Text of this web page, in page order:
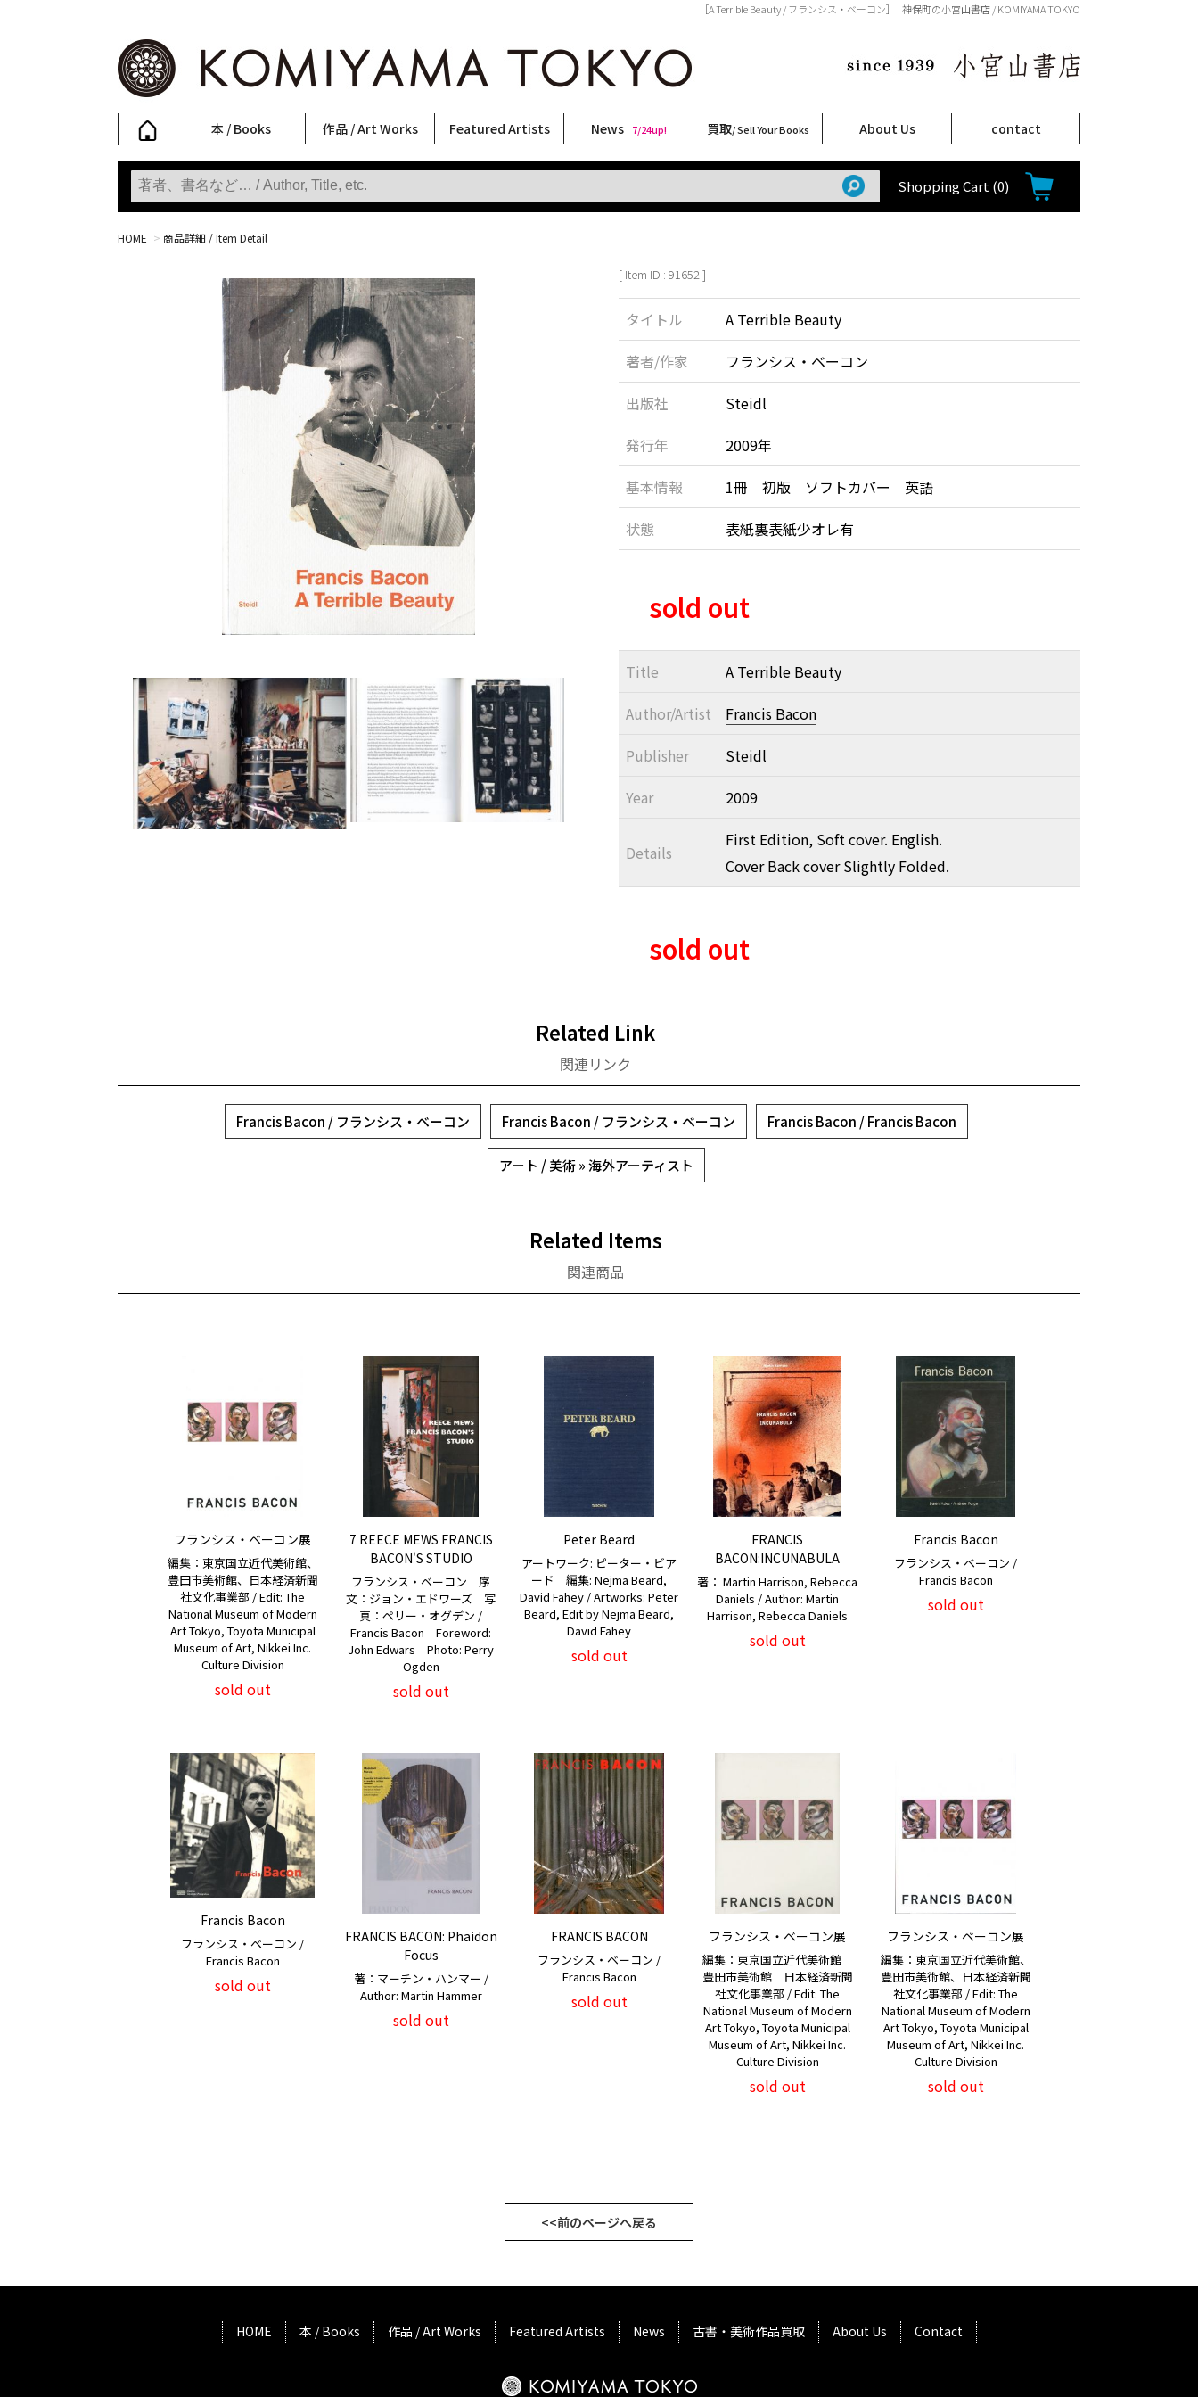
［A Terrible Beauty / フランシス・ベーコン］ | 神保町の小宮山書店 / KOMIYAMA TOKYO
本 / Books
写真集
Photobooks
ファッション
Fashion
アート / 美術
Art
文学・人文
Literature & Humanities
日本文化
Japanese Culture
新刊
New Books
SALE
SALE
作品 / Art Works
フォトグラフィー
Photography
ポスター
Posters
ストリートアート
Street Art
立体・その他
Sculptures / etc
アートワークス
Art Works
Primary Artworks
KOMIYAMA TOKYO ART LABEL
版画
Prints
Featured Artists
稲嶺啓一(東風終)
村田言恵
丸岡和吾
Rico Casella
キム・ロートン
菅谷晋一
柴田亜美
内藤啓介
CHRIS
森山大道
秋赤音
二本木里美
大西洋介
須藤昌人
春川ナミオ
内藤ルネ
三島剛
北島敬三
林月光
COOKIE
三島由紀夫
横尾忠則
天野タケル
佐伯俊男
大類信
News 7/24up!
新着・おすすめ商品 9/7up!
フェア・イベント情報 7/24up!
お店からのお知らせ 6/1up!
買取/ Sell Your Books
買取ブログ
買取専用フォーム
古書 / 古本の買取
美術品の買取
出張買取について
宅配買取について
店頭買取について
よくある質問
About Us
店舗案内
Shop Infomation
ご注文について
How to Order
特定商取引法に関する表示
プライバシーポリシー
contact
Shopping Cart (0)
HOME > 商品詳細 / Item Detail
[ Item ID : 91652 ]
タイトル
A Terrible Beauty
著者/作家
フランシス・ベーコン
出版社
Steidl
発行年
2009年
基本情報
1冊 初版 ソフトカバー 英語
状態
表紙裏表紙少オレ有
sold out
Title
A Terrible Beauty
Author/Artist
Francis Bacon
Publisher
Steidl
Year
2009
Details
First Edition, Soft cover. English.
Cover Back cover Slightly Folded.
sold out
Related Link
関連リンク
Francis Bacon / フランシス・ベーコン Francis Bacon / フランシス・ベーコン Francis Bacon / Francis Bacon
アート / 美術 » 海外アーティスト
Related Items
関連商品
フランシス・ベーコン展
編集：東京国立近代美術館、
豊田市美術館、日本経済新聞
社文化事業部 / Edit: The
National Museum of Modern
Art Tokyo, Toyota Municipal
Museum of Art, Nikkei Inc.
Culture Division
sold out
7 REECE MEWS FRANCIS
BACON'S STUDIO
フランシス・ベーコン 序
文：ジョン・エドワーズ 写
真：ペリー・オグデン /
Francis Bacon Foreword:
John Edwars Photo: Perry
Ogden
sold out
Peter Beard
アートワーク: ピーター・ビア
ード 編集: Nejma Beard,
David Fahey / Artworks: Peter
Beard, Edit by Nejma Beard,
David Fahey
sold out
FRANCIS
BACON:INCUNABULA
著： Martin Harrison, Rebecca
Daniels / Author: Martin
Harrison, Rebecca Daniels
sold out
Francis Bacon
フランシス・ベーコン /
Francis Bacon
sold out
Francis Bacon
フランシス・ベーコン /
Francis Bacon
sold out
FRANCIS BACON: Phaidon
Focus
著：マーチン・ハンマー /
Author: Martin Hammer
sold out
FRANCIS BACON
フランシス・ベーコン /
Francis Bacon
sold out
フランシス・ベーコン展
編集：東京国立近代美術館
豊田市美術館 日本経済新聞
社文化事業部 / Edit: The
National Museum of Modern
Art Tokyo, Toyota Municipal
Museum of Art, Nikkei Inc.
Culture Division
sold out
フランシス・ベーコン展
編集：東京国立近代美術館、
豊田市美術館、日本経済新聞
社文化事業部 / Edit: The
National Museum of Modern
Art Tokyo, Toyota Municipal
Museum of Art, Nikkei Inc.
Culture Division
sold out
<<前のページへ戻る
HOME 本 / Books 作品 / Art Works Featured Artists News 古書・美術作品買取 About Us Contact